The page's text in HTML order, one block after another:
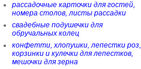
рассадочные карточки для гостей,
номера столов, листы рассадки
свадебные подушечки для
обручальных колец
конфетти, хлопушки, лепестки роз,
корзинки и кулечки для лепестков,
мешочки для зерна